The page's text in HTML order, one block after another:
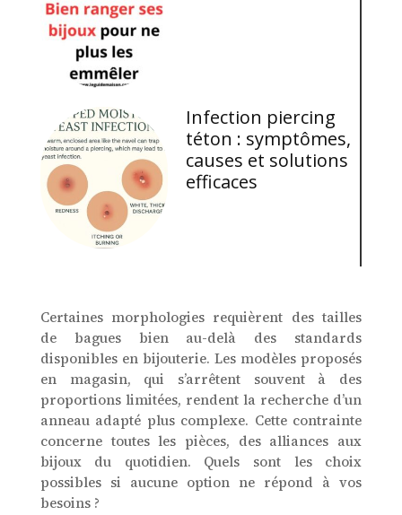
Infection piercing
téton : symptômes,
causes et solutions
efficaces
Certaines morphologies requièrent des tailles
de bagues bien au-delà des standards
disponibles en bijouterie. Les modèles proposés
en magasin, qui s’arrêtent souvent à des
proportions limitées, rendent la recherche d’un
anneau adapté plus complexe. Cette contrainte
concerne toutes les pièces, des alliances aux
bijoux du quotidien. Quels sont les choix
possibles si aucune option ne répond à vos
besoins ?